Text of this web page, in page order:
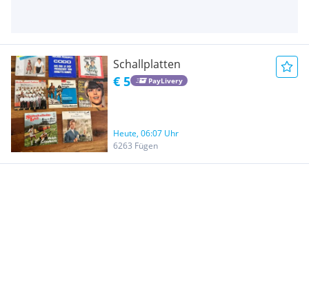
Schallplatten
€ 5 PayLivery
Heute, 06:07 Uhr
6263 Fügen